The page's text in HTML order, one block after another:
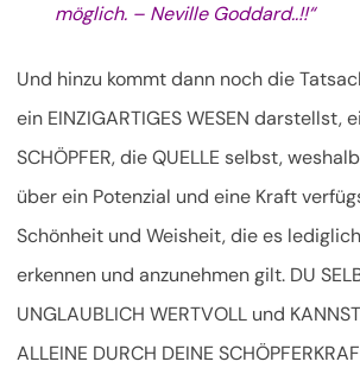
möglich. – Neville Goddard..!!“
Und hinzu kommt dann noch die
ein EINZIGARTIGES WESEN darstellst,
SCHÖPFER, die QUELLE selbst,
über ein Potenzial und eine Kraft
Schönheit und Weisheit, die es
erkennen und anzunehmen gilt. DU
UNGLAUBLICH WERTVOLL und
ALLEINE DURCH DEINE